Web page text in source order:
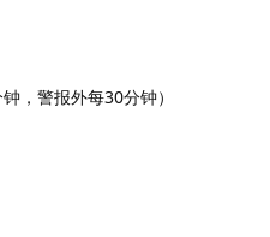
，警报外每30分钟）